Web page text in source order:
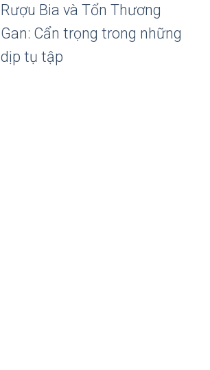
Rượu Bia và Tổn Thương
Gan: Cẩn trọng trong những
dịp tụ tập